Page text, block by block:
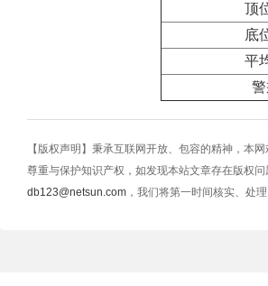
顶
底
平
【版权声明】秉承互联网开放、包容的精神，本
尊重与保护知识产权，如发现本站文章存在版权
db123@netsun.com ，我们将第一时间核实、处理